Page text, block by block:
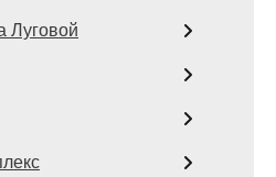
Луговой